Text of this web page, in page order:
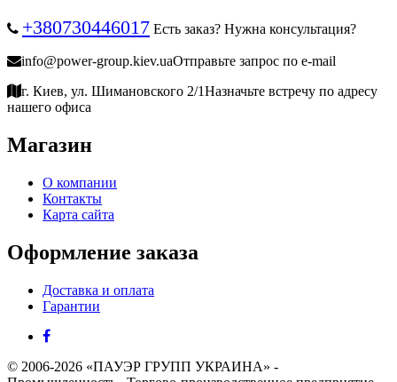
+380730446017 Есть заказ? Нужна консультация?
info@power-group.kiev.uaОтправьте запрос по e-mail
г. Киев, ул. Шимановского 2/1Назначьте встречу по адресу
нашего офиса
Магазин
О компании
Контакты
Карта сайта
Оформление заказа
Доставка и оплата
Гарантии
© 2006-2026 «ПАУЭР ГРУПП УКРАИНА» -